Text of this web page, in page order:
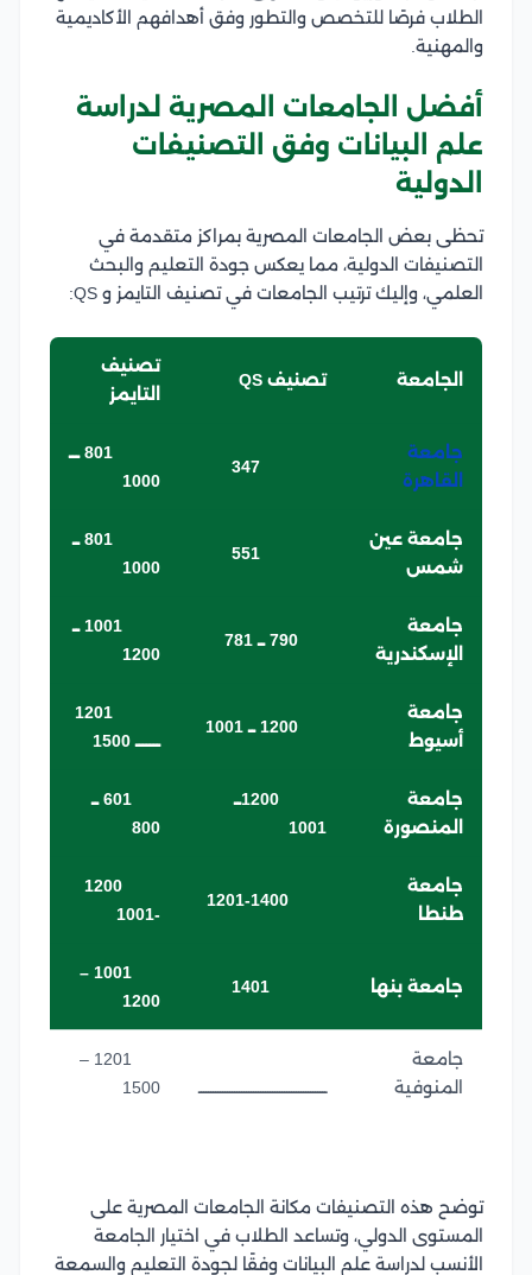
الطلاب فرصًا للتخصص والتطور وفق أهدافهم الأكاديمية
والمهنية.
أفضل الجامعات المصرية لدراسة
علم البيانات وفق التصنيفات
الدولية
تحظى بعض الجامعات المصرية بمراكز متقدمة في
التصنيفات الدولية، مما يعكس جودة التعليم والبحث
العلمي، وإليك ترتيب الجامعات في تصنيف التايمز و QS:
الجامعة تصنيف QS
تصنيف
التايمز
جامعة
القاهرة
801 ـــ
1000
جامعة عين
شمس
801 ــ
1000
جامعة
الإسكندرية
1001 ــ
1200
جامعة
أسيوط
1201
ـــــــ 1500
جامعة
المنصورة
1200ــ
1001
601 ــ
800
جامعة
طنطا
1200
-1001
جامعة بنها
1001 –
1200
جامعة
المنوفية
ــــــــــــــــــــــــــــــــــــــــــــــــــــــ
1201 –
1500
توضح هذه التصنيفات مكانة الجامعات المصرية على
المستوى الدولي، وتساعد الطلاب في اختيار الجامعة
الأنسب لدراسة علم البيانات وفقًا لجودة التعليم والسمعة